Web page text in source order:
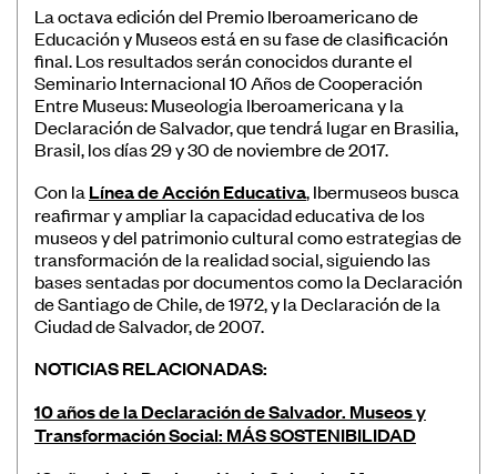
La octava edición del Premio Iberoamericano de
Educación y Museos está en su fase de clasificación
final. Los resultados serán conocidos durante el
Seminario Internacional 10 Años de Cooperación
Entre Museus: Museologia Iberoamericana y la
Declaración de Salvador, que tendrá lugar en Brasilia,
Brasil, los días 29 y 30 de noviembre de 2017.
Con la Línea de Acción Educativa, Ibermuseos busca
reafirmar y ampliar la capacidad educativa de los
museos y del patrimonio cultural como estrategias de
transformación de la realidad social, siguiendo las
bases sentadas por documentos como la Declaración
de Santiago de Chile, de 1972, y la Declaración de la
Ciudad de Salvador, de 2007.
NOTICIAS RELACIONADAS:
10 años de la Declaración de Salvador. Museos y
Transformación Social: MÁS SOSTENIBILIDAD